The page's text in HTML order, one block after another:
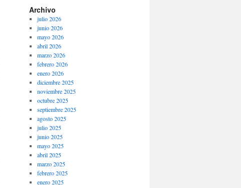
Archivo
julio 2026
junio 2026
mayo 2026
abril 2026
marzo 2026
febrero 2026
enero 2026
diciembre 2025
noviembre 2025
octubre 2025
septiembre 2025
agosto 2025
julio 2025
junio 2025
mayo 2025
abril 2025
marzo 2025
febrero 2025
enero 2025